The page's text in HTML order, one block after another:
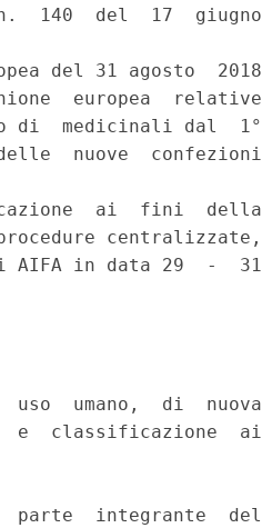
140  del  17  giugno
del 31 agosto  2018
europea  relative
di  medicinali dal  1°
nuove  confezioni
ai  fini  della
centralizzate,
AIFA in data 29  -  31
uso  umano,  di  nuova
e  classificazione  ai
integrante  del